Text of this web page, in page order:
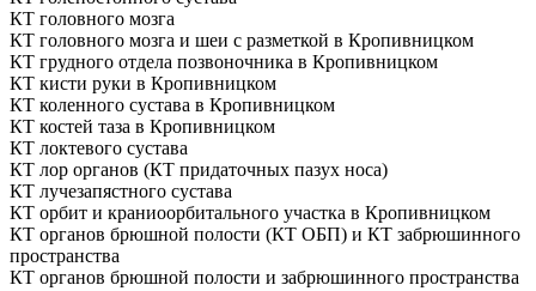
КТ головного мозга
КТ головного мозга и шеи с разметкой в Кропивницком
КТ грудного отдела позвоночника в Кропивницком
КТ кисти руки в Кропивницком
КТ коленного сустава в Кропивницком
КТ костей таза в Кропивницком
КТ локтевого сустава
КТ лор органов (КТ придаточных пазух носа)
КТ лучезапястного сустава
КТ орбит и краниоорбитального участка в Кропивницком
КТ органов брюшной полости (КТ ОБП) и КТ забрюшинного
пространства
КТ органов брюшной полости и забрюшинного пространства